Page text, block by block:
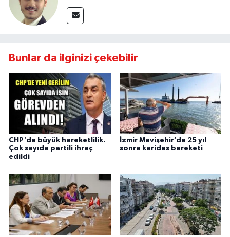
Bunlar da ilginizi çekebilir
CHP'de büyük hareketlilik.
Çok sayıda partili ihraç
edildi
İzmir Mavişehir’de 25 yıl
sonra karides bereketi